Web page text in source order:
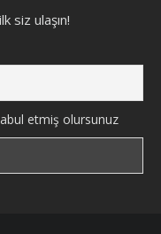
siz ulaşın!
etmiş olursunuz